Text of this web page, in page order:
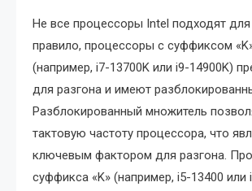
Не все процессоры Intel подходят для
правило, процессоры с суффиксом
(например, i7-13700K или i9-14900K)
для разгона и имеют
Разблокированный множитель
тактовую частоту процессора, что
ключевым фактором для разгона.
суффикса «K» (например, i5-13400 или